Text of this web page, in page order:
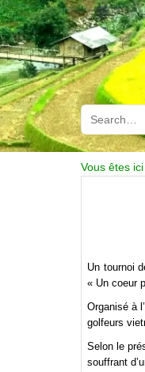
Vous êtes ici
Un tournoi
« Un coeur
Organisé à
golfeurs
Selon le
souffrant